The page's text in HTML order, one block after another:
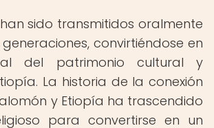
sido transmitidos oralmente
convirtiéndose en
del patrimonio cultural y
La historia de la conexión
y Etiopía ha trascendido
para convertirse en un